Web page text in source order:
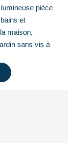
pièce
et
maison,
sans vis à